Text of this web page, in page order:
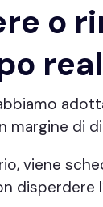
o
margine di
viene
disperdere